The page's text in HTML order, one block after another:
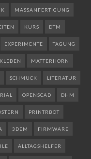
MASSANFERTIGUNG
KURS DTM
EXPERIMENTE TAGUNG
KLEBEN MATTERHORN
SCHMUCK LITERATUR
OPENSCAD DHM
PRINTRBOT
3DEM FIRMWARE
ALLTAGSHELFER